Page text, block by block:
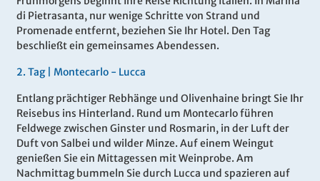
di Pietrasanta, nur wenige Schritte von Strand und
Promenade entfernt, beziehen Sie Ihr Hotel. Den Tag
beschließt ein gemeinsames Abendessen.
2. Tag | Montecarlo - Lucca
Entlang prächtiger Rebhänge und Olivenhaine bringt Sie Ihr
Reisebus ins Hinterland. Rund um Montecarlo führen
Feldwege zwischen Ginster und Rosmarin, in der Luft der
Duft von Salbei und wilder Minze. Auf einem Weingut
genießen Sie ein Mittagessen mit Weinprobe. Am
Nachmittag bummeln Sie durch Lucca und spazieren auf